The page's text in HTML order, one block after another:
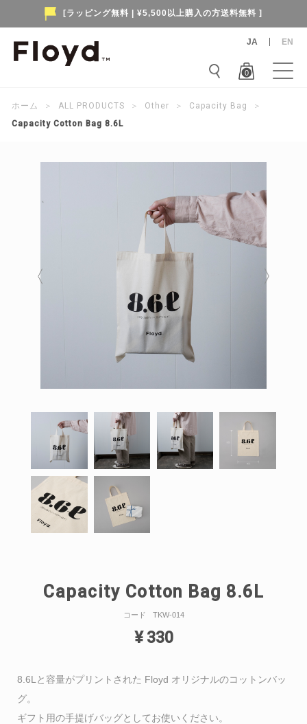
[ラッピング無料 | ¥5,500以上購入の方送料無料 ]
EN
JA
0
ホーム ＞ ALL PRODUCTS ＞ Other ＞ Capacity Bag
＞
Capacity Cotton Bag 8.6L
Capacity Cotton Bag 8.6L
コード TKW-014
¥ 330
8.6Lと容量がプリントされた Floyd オリジナルのコットンバッ
グ。
ギフト用の手提げバッグとしてお使いください。